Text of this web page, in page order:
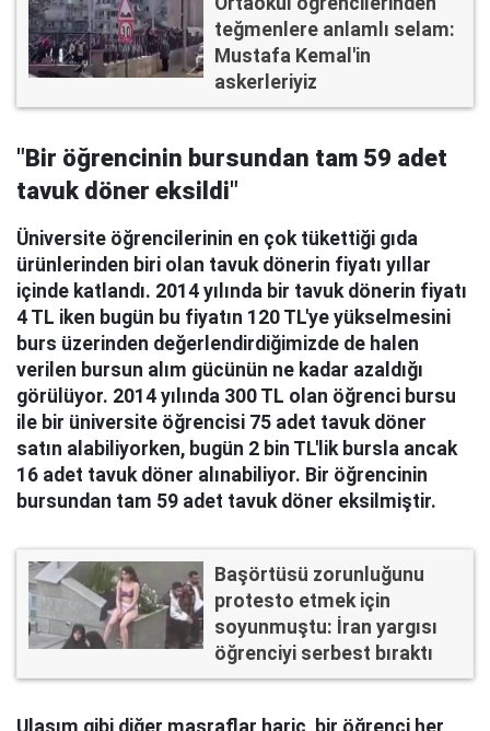
teğmenlere anlamlı selam:
Mustafa Kemal'in
askerleriyiz
"Bir öğrencinin bursundan tam 59 adet
tavuk döner eksildi"
Üniversite öğrencilerinin en çok tükettiği gıda
ürünlerinden biri olan tavuk dönerin fiyatı yıllar
içinde katlandı. 2014 yılında bir tavuk dönerin fiyatı
4 TL iken bugün bu fiyatın 120 TL'ye yükselmesini
burs üzerinden değerlendirdiğimizde de halen
verilen bursun alım gücünün ne kadar azaldığı
görülüyor. 2014 yılında 300 TL olan öğrenci bursu
ile bir üniversite öğrencisi 75 adet tavuk döner
satın alabiliyorken, bugün 2 bin TL'lik bursla ancak
16 adet tavuk döner alınabiliyor. Bir öğrencinin
bursundan tam 59 adet tavuk döner eksilmiştir.
Başörtüsü zorunluğunu
protesto etmek için
soyunmuştu: İran yargısı
öğrenciyi serbest bıraktı
Ulaşım gibi diğer masraflar hariç, bir öğrenci her